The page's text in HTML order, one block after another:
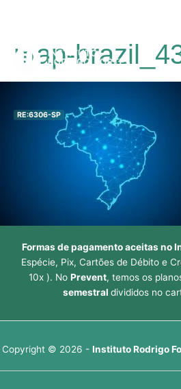
RE:6306-SP
map-
Formas de pagamento aceitas no
Espécie, Pix, Cartões de Débito e
10x ). No Prevent, temos os
semestral divididos no
Copyright © 2026 - Instituto Rodrigo